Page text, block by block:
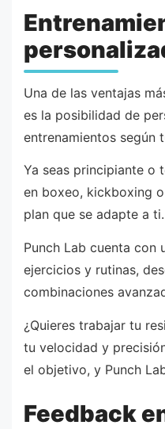
Una de las ventajas
es la posibilidad de
entrenamientos según
Ya seas principiante o
en boxeo, kickboxing
plan que se adapte a ti.
Punch Lab cuenta con
ejercicios y rutinas,
combinaciones
¿Quieres trabajar tu
tu velocidad y
el objetivo, y Punch
Feedback